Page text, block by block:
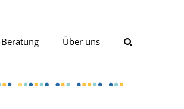
Beratung Über uns